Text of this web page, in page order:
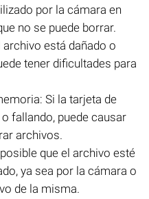
por la cámara en
no se puede borrar.
está dañado o
tener dificultades para
Si la tarjeta de
fallando, puede causar
archivos.
que el archivo esté
ya sea por la cámara o
de la misma.